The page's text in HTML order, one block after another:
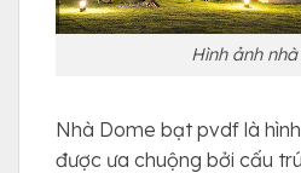
Hình ảnh
Nhà Dome bạt pvdf là
được ưa chuộng bởi cấu